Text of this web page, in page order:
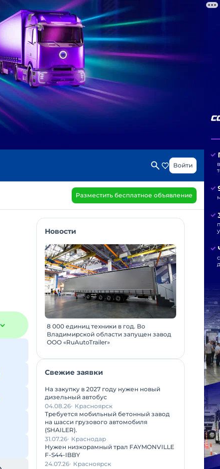
Войти
Разместить бесплатное объявление
Новости
8 000 единиц техники в год. Во
Владимирской области запущен завод
ООО «RuAutoTrailer»
Свежие заявки
На закупку в 2027 году нужен новый
дизельный автобус
04.08.26 Красноярск
Требуется мобильный бетонный завод
на шасси грузового автомобиля
(SHAILER).
31.07.26 Краснодар
Нужен низкорамный трал FAYMONVILLE
F-S44-IBBY
24.07.26 Красноярск